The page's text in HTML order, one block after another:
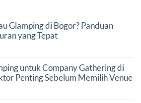
Glamping di Bogor? Panduan
yang Tepat
untuk Company Gathering di
Penting Sebelum Memilih Venue